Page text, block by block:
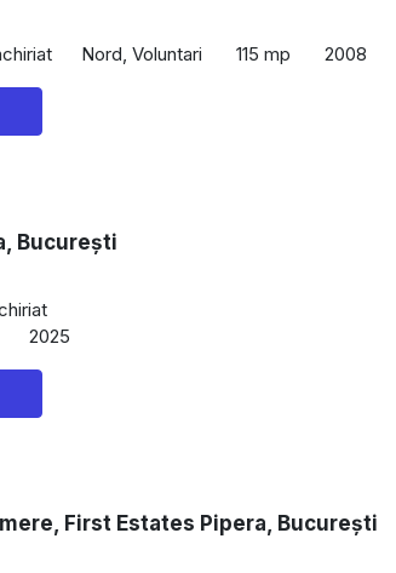
Nord, Voluntari 115 mp 2008
București
2025
First Estates Pipera, București